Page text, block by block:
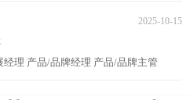
2025-10-15
理 产品/品牌经理 产品/品牌主管